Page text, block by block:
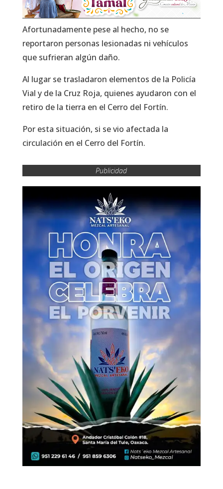
Afortunadamente pese al hecho, no se
reportaron personas lesionadas ni vehículos
que sufrieran algún daño.
Al lugar se trasladaron elementos de la Policía
Vial y de la Cruz Roja, quienes ayudaron con el
retiro de la tierra en el Cerro del Fortín.
Por esta situación, si se vio afectada la
circulación en el Cerro del Fortín.
Publicidad